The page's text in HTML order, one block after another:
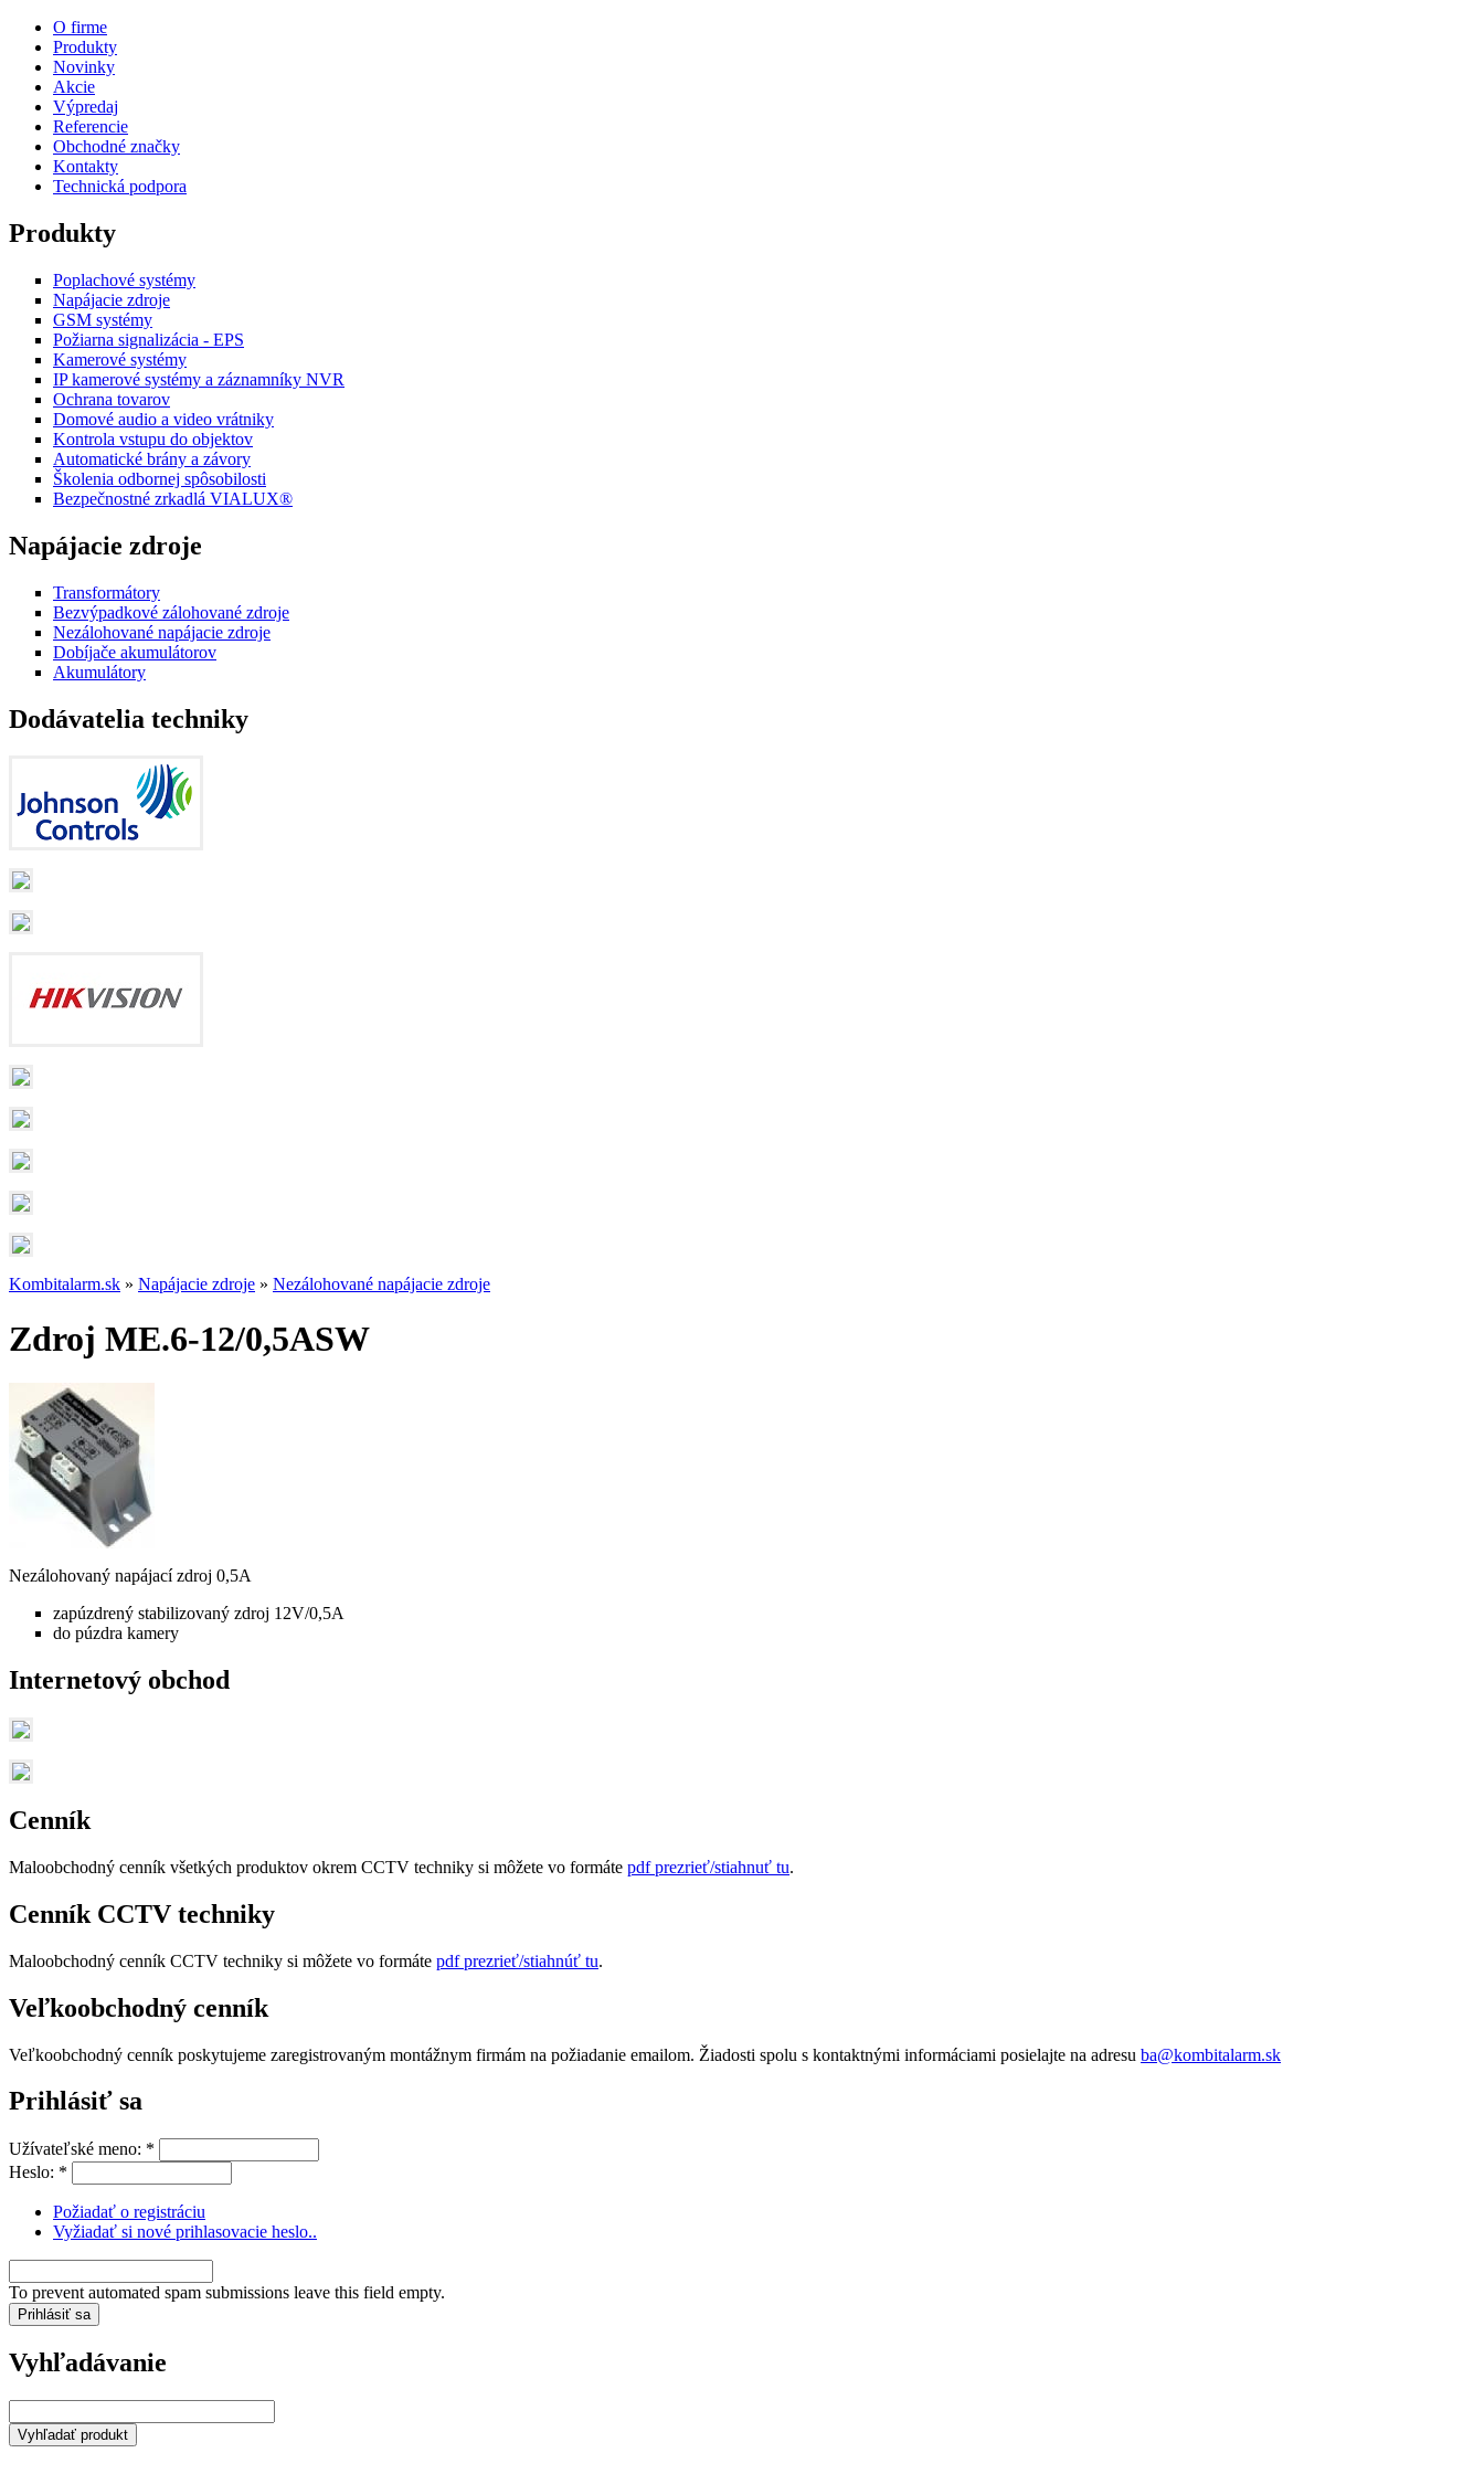
O firme
Produkty
Novinky
Akcie
Výpredaj
Referencie
Obchodné značky
Kontakty
Technická podpora
Produkty
Poplachové systémy
Napájacie zdroje
GSM systémy
Požiarna signalizácia - EPS
Kamerové systémy
IP kamerové systémy a záznamníky NVR
Ochrana tovarov
Domové audio a video vrátniky
Kontrola vstupu do objektov
Automatické brány a závory
Školenia odbornej spôsobilosti
Bezpečnostné zrkadlá VIALUX®
Napájacie zdroje
Transformátory
Bezvýpadkové zálohované zdroje
Nezálohované napájacie zdroje
Dobíjače akumulátorov
Akumulátory
Dodávatelia techniky
Kombitalarm.sk » Napájacie zdroje » Nezálohované napájacie zdroje
Zdroj ME.6-12/0,5ASW
Nezálohovaný napájací zdroj 0,5A
zapúzdrený stabilizovaný zdroj 12V/0,5A
do púzdra kamery
Internetový obchod
Cenník
Maloobchodný cenník všetkých produktov okrem CCTV techniky si môžete vo formáte pdf prezrieť/stiahnuť tu.
Cenník CCTV techniky
Maloobchodný cenník CCTV techniky si môžete vo formáte pdf prezrieť/stiahnúť tu.
Veľkoobchodný cenník
Veľkoobchodný cenník poskytujeme zaregistrovaným montážnym firmám na požiadanie emailom. Žiadosti spolu s kontaktnými informáciami posielajte na adresu ba@kombitalarm.sk
Prihlásiť sa
Užívateľské meno: *
Heslo: *
Požiadať o registráciu
Vyžiadať si nové prihlasovacie heslo..
To prevent automated spam submissions leave this field empty.
Vyhľadávanie